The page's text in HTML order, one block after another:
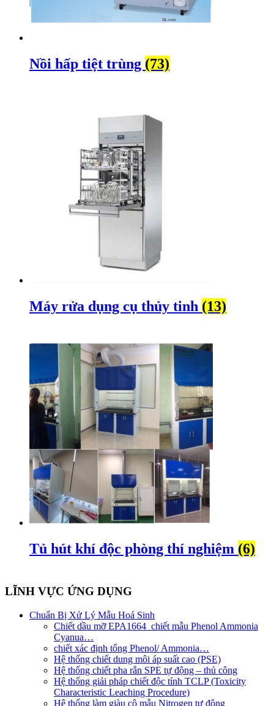
Nồi hấp tiệt trùng (73)
Máy rửa dụng cụ thủy tinh (13)
Tủ hút khí độc phòng thí nghiệm (6)
LĨNH VỰC ỨNG DỤNG
Chuẩn Bị Xử Lý Mẫu Hoá Sinh
Chiết dầu mỡ EPA1664_chiết mẫu Phenol Ammonia
Cyanua…
chiết xác định tổng Phenol/ Ammonia…
Hệ thống chiết dung môi áp suất cao (PSE)
Hệ thống chiết pha rắn SPE tự động – thủ công
Hệ thống giải pháp chiết độc tính TCLP (Toxicity
Characteristic Leaching Procedure)
Hệ thống làm giàu cô mẫu Nitrogen tự động